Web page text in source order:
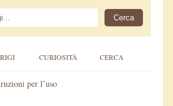
CURIOSITÀ CERCA
per l’uso